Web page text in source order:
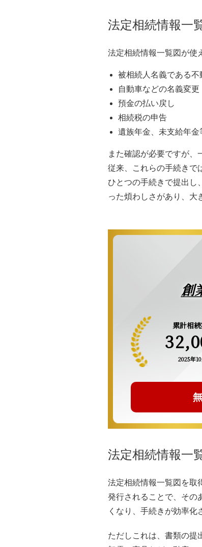
法定相続情報一
法定相続情報一覧図が使
被相続人名義である
自動車などの名義変更
預金の払い戻し
相続税の申告
遺族年金、未支給年金
また確認が必要ですが、
従来、これらの手続きで
ひとつの手続きで提出し
った煩わしさがあり、大
創
累計相
2025年
法定相続情報一
法定相続情報一覧図を取
発行されることで、その
くなり、手続きが効率化
ただしこれは、書類の提